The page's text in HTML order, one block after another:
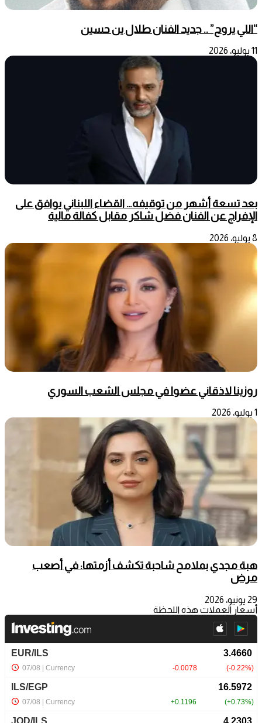
“اللي يروح” .. جديد الفنان طلال ين حسين
11 يوليو، 2026
بعد تسعة أشهر من توقيفه… القضاء اللبناني يوافق على
الإفراج عن الفنان فضل شاكر مقابل كفالة مالية
8 يوليو، 2026
روزينا لاذقاني عضوا في مجلس الشعب السوري
1 يوليو، 2026
هبة مجدي بملامح شاحبة تكشف أزمتها: في أصعب
مرض
29 يونيو، 2026
أسعار العملات هذه اللحظة